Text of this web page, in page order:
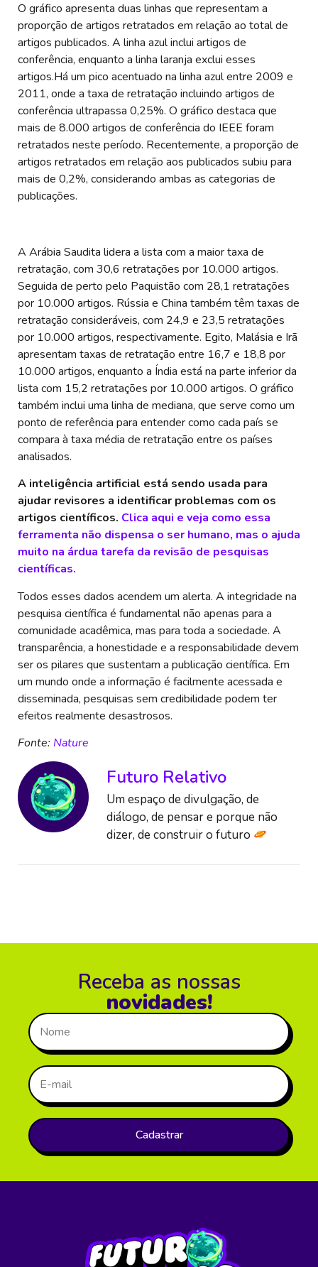
O gráfico apresenta duas linhas que representam a
proporção de artigos retratados em relação ao total de
artigos publicados. A linha azul inclui artigos de
conferência, enquanto a linha laranja exclui esses
artigos.Há um pico acentuado na linha azul entre 2009 e
2011, onde a taxa de retratação incluindo artigos de
conferência ultrapassa 0,25%. O gráfico destaca que
mais de 8.000 artigos de conferência do IEEE foram
retratados neste período. Recentemente, a proporção de
artigos retratados em relação aos publicados subiu para
mais de 0,2%, considerando ambas as categorias de
publicações.
A Arábia Saudita lidera a lista com a maior taxa de
retratação, com 30,6 retratações por 10.000 artigos.
Seguida de perto pelo Paquistão com 28,1 retratações
por 10.000 artigos. Rússia e China também têm taxas de
retratação consideráveis, com 24,9 e 23,5 retratações
por 10.000 artigos, respectivamente. Egito, Malásia e Irã
apresentam taxas de retratação entre 16,7 e 18,8 por
10.000 artigos, enquanto a Índia está na parte inferior da
lista com 15,2 retratações por 10.000 artigos. O gráfico
também inclui uma linha de mediana, que serve como um
ponto de referência para entender como cada país se
compara à taxa média de retratação entre os países
analisados.
A inteligência artificial está sendo usada para
ajudar revisores a identificar problemas com os
artigos científicos. Clica aqui e veja como essa
ferramenta não dispensa o ser humano, mas o ajuda
muito na árdua tarefa da revisão de pesquisas
científicas.
Todos esses dados acendem um alerta. A integridade na
pesquisa científica é fundamental não apenas para a
comunidade acadêmica, mas para toda a sociedade. A
transparência, a honestidade e a responsabilidade devem
ser os pilares que sustentam a publicação científica. Em
um mundo onde a informação é facilmente acessada e
disseminada, pesquisas sem credibilidade podem ter
efeitos realmente desastrosos.
Fonte: Nature
Futuro Relativo
Um espaço de divulgação, de
diálogo, de pensar e porque não
dizer, de construir o futuro
Receba as nossas
novidades!
Cadastrar